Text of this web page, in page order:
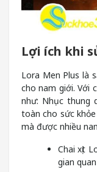
Lợi ích khi
Lora Men Plus là
cho nam giới. Với
như: Nhục thung
toàn cho sức
mà được nhiều
Chai xịt
gian